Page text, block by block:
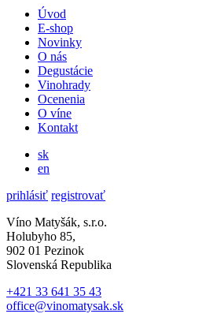
Úvod
E-shop
Novinky
O nás
Degustácie
Vinohrady
Ocenenia
O víne
Kontakt
sk
en
prihlásiť registrovať
Víno Matyšák, s.r.o.
Holubyho 85,
902 01 Pezinok
Slovenská Republika
+421 33 641 35 43
office@vinomatysak.sk